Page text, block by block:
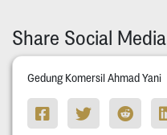
Share Social Media
Gedung Komersil Ahmad Yani